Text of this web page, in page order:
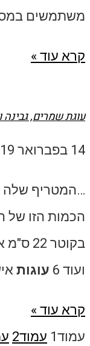
משתמשים
קרא עוד »
עוגת שמרים, גבינה
14 בפברואר 2019
…המטריף שלה
הכמות הזו של
ועוד 6
עוגות
קרא עוד »
עמוד1 עמוד2